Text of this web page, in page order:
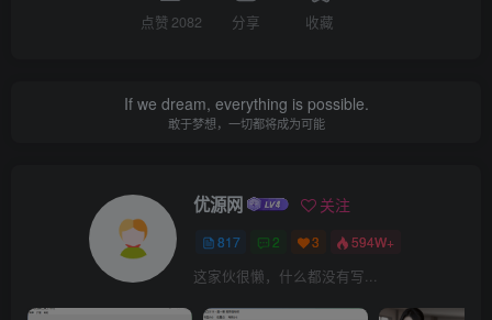
点赞 2082 分享 收藏
If we dream, everything is possible.
敢于梦想，一切都将成为可能
优源网 关注
817 2 3 594W+
这家伙很懒，什么都没有写...